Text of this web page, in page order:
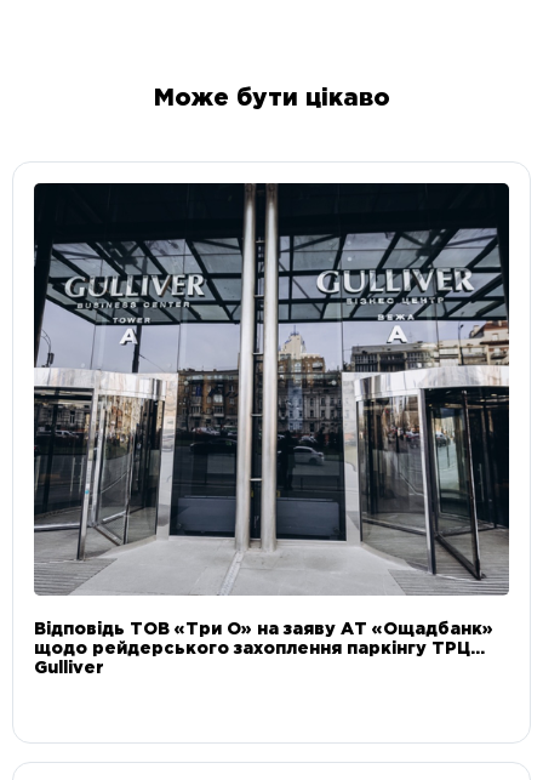
Може бути цікаво
Відповідь ТОВ «Три О» на заяву АТ «Ощадбанк»
щодо рейдерського захоплення паркінгу ТРЦ
Gulliver